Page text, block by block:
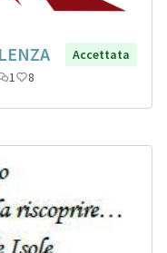
Accettata
1 8